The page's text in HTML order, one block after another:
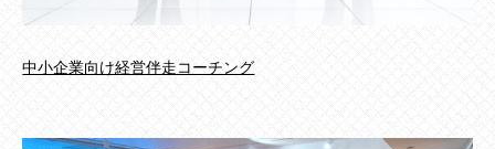
中小企業向け経営伴走コーチング